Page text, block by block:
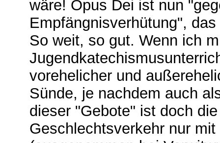
wäre! Opus Dei ist nun
Empfängnisverhütung",
So weit, so gut. Wenn ich
vorehelicher und
Sünde, je nachdem auch
dieser "Gebote" ist doch
Geschlechtsverkehr nur